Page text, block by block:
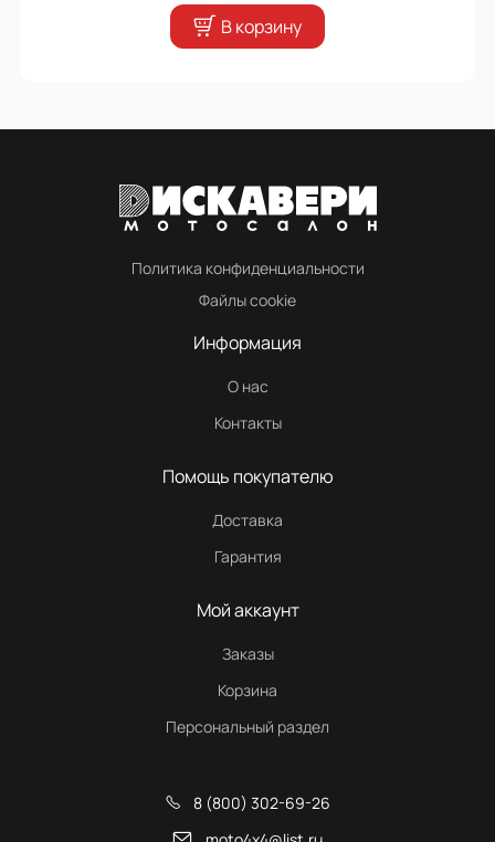
В корзину
Политика конфиденциальности
Файлы cookie
Информация
О нас
Контакты
Помощь покупателю
Доставка
Гарантия
Мой аккаунт
Заказы
Корзина
Персональный раздел
8 (800) 302-69-26